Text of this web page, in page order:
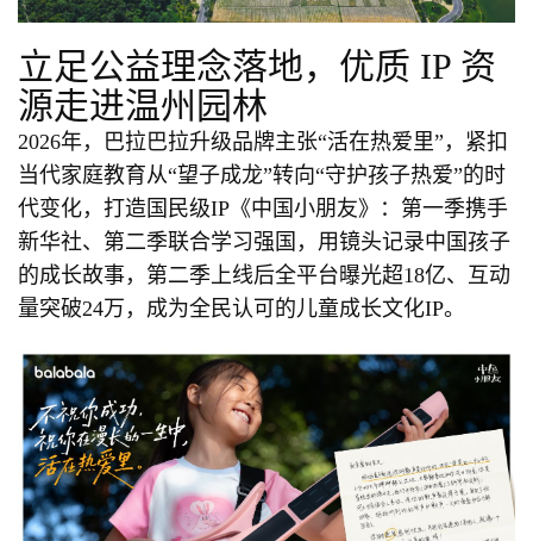
立足公益理念落地，优质 IP 资
源走进温州园林
2026年，巴拉巴拉升级品牌主张“活在热爱里”，紧扣
当代家庭教育从“望子成龙”转向“守护孩子热爱”的时
代变化，打造国民级IP《中国小朋友》：第一季携手
新华社、第二季联合学习强国，用镜头记录中国孩子
的成长故事，第二季上线后全平台曝光超18亿、互动
量突破24万，成为全民认可的儿童成长文化IP。